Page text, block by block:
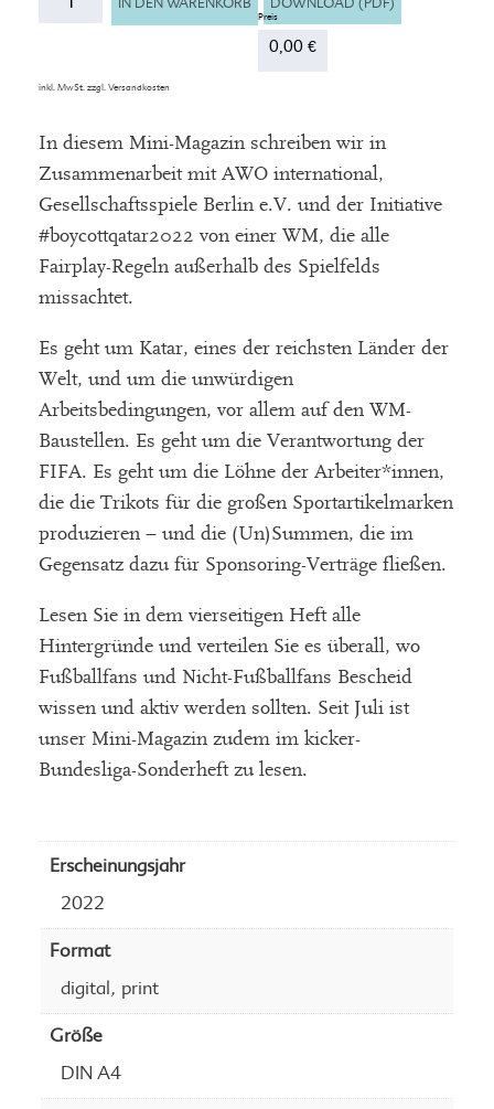
DOWNLOAD (PDF)
IN DEN WARENKORB
0,00 €
inkl. MwSt. zzgl. Versandkosten
In diesem Mini-Magazin schreiben wir in
Zusammenarbeit mit AWO international,
Gesellschaftsspiele Berlin e.V. und der Initiative
#boycottqatar2022 von einer WM, die alle
Fairplay-Regeln außerhalb des Spielfelds
missachtet. ⁠
Es geht um Katar, eines der reichsten Länder der
Welt, und um die unwürdigen
Arbeitsbedingungen, vor allem auf den WM-
Baustellen. Es geht um die Verantwortung der
FIFA. Es geht um die Löhne der Arbeiter*innen,
die die Trikots für die großen Sportartikelmarken
produzieren – und die (Un)Summen, die im
Gegensatz dazu für Sponsoring-Verträge fließen.
Lesen Sie in dem vierseitigen Heft alle
Hintergründe und verteilen Sie es überall, wo
Fußballfans und Nicht-Fußballfans Bescheid
wissen und aktiv werden sollten. Seit Juli ist
unser Mini-Magazin zudem im kicker-
Bundesliga-Sonderheft zu lesen.
Erscheinungsjahr
2022
Format
digital , print
Größe
DIN A4